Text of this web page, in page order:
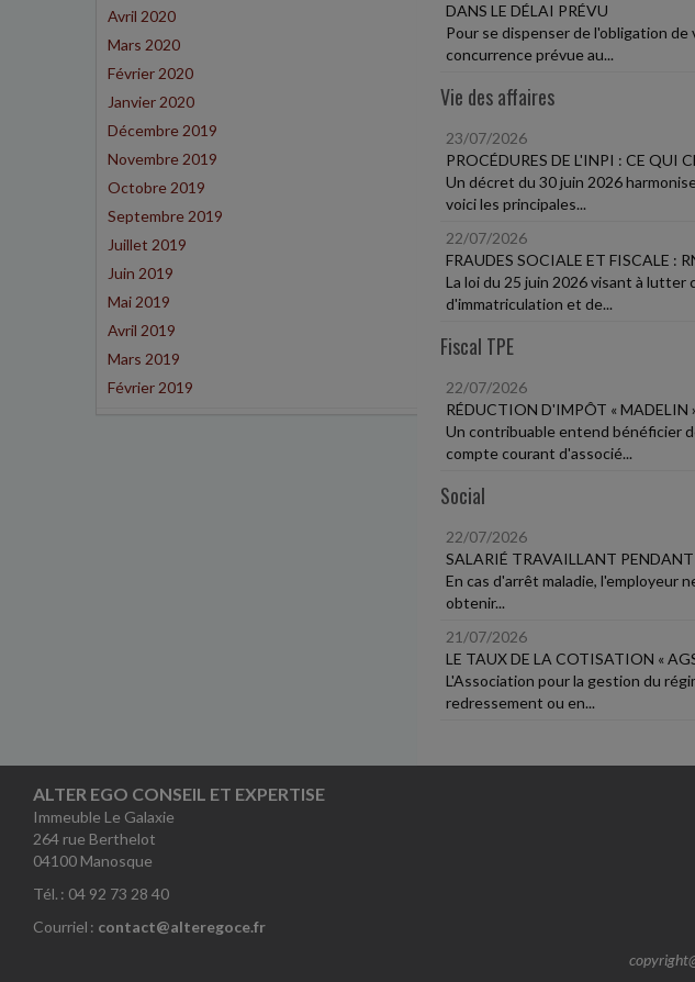
Avril 2020
Mars 2020
Février 2020
Janvier 2020
Décembre 2019
Novembre 2019
Octobre 2019
Septembre 2019
Juillet 2019
Juin 2019
Mai 2019
Avril 2019
Mars 2019
Février 2019
DANS LE DÉLAI PRÉVU
Pour se dispenser de l'obligation
concurrence prévue au...
Vie des affaires
23/07/2026
PROCÉDURES DE L'INPI : CE QUI
Un décret du 30 juin 2026
voici les principales...
22/07/2026
FRAUDES SOCIALE ET FISCALE :
La loi du 25 juin 2026 visant à
d'immatriculation et de...
Fiscal TPE
22/07/2026
RÉDUCTION D'IMPÔT « MADELIN
Un contribuable entend bénéficier
compte courant d'associé...
Social
22/07/2026
SALARIÉ TRAVAILLANT
En cas d'arrêt maladie, l'employeur
obtenir...
21/07/2026
LE TAUX DE LA COTISATION «
L'Association pour la gestion du
redressement ou en...
ALTER EGO CONSEIL ET EXPERTISE
Immeuble Le Galaxie
264 rue Berthelot
04100 Manosque
Tél. : 04 92 73 28 40
Courriel : contact@alteregoce.fr